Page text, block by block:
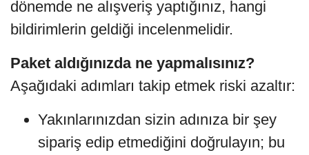
dönemde ne alışveriş yaptığınız, hangi
bildirimlerin geldiği incelenmelidir.
Paket aldığınızda ne yapmalısınız?
Aşağıdaki adımları takip etmek riski azaltır:
Yakınlarınızdan sizin adınıza bir şey
sipariş edip etmediğini doğrulayın; bu